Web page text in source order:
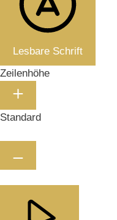
Lesbare Schrift
Zeilenhöhe
Standard